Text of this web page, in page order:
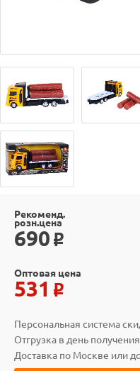
Рекоменд.
розн.цена
690 o
Оптовая цена
531 o
Персональная система
Отгрузка в день
Доставка по Москве или